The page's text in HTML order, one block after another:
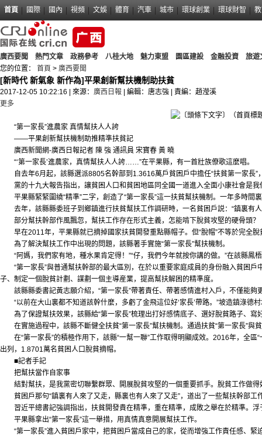
首頁 國際 國內 視頻 文娛 體育 汽車 城市 環球創業 環球財智
廣西要聞 熱門文章 政務參考 八桂大地 魅力東盟 園區建設 金融投資
旅遊
您的位置：
首頁 > 廣西要聞
[新時代 新氣象 新作為]平果創新幫扶機制助扶貧
2017-12-05 10:22:16 來源： 廣西日報 編輯：唐志強
責編：趙瀅溪
更多
“第一家長”進農家 真情幫扶人人誇
——平果創新幫扶機制助推精準扶貧記
廣西新聞網-廣西日報記者 陳 強 通訊員 宋寶春 黃 曉
“‘第一家長’進農家，真情幫扶人人誇……”在平果縣，有一首壯族僚歌這麼唱。
自去年6月起，該縣選派8805名幹部到1.3616萬戶貧困戶中擔任“扶貧第一家長”
黨的十九大報告指出，讓貧困人口和貧困地區同全國一道進入全面小康社會是我
平果縣緊緊圍繞“精準”二字，創造了“第一家長”這一扶貧幫扶機制。一年多時間
去年，該縣縣委班子到鄉鎮進行扶貧幫扶工作調研時，一名貧困戶説：“鎮裏有
部分幫扶幹部作風飄忽，幫扶工作存在形式主義，怎能啃下脫貧攻堅的硬骨頭？
早在2011年，平果縣就已摘掉國家扶貧開發重點縣帽子。但“脫帽”不等於完全
為了解決幫扶工作中出現的問題，該縣著手實施“第一家長”幫扶機制。
“阿媽，我們家有地，種水果肯定得！”“仔，我們今年就按你講的做。”在該縣鳳
“第一家長”與普通幫扶幹部的最大區別，在於以重要家庭成員的身份融入貧困戶
子、制定一個脫貧計劃、謀劃一個主導産業，提高幫扶解困的精準度。
該縣縣委書記黃志願介紹，“第一家長”帶著責任、帶著感情進村入戶，不僅能夠
“以前在大山裏都不知道該幹什麼，多虧了金飛這位好‘家長’帶路。”坡造鎮淥德
為了保證幫扶效果，該縣給“第一家長”梳理出打好感情底子、選好脫貧路子、寫
在實施過程中，該縣不斷健全扶貧“第一家長”幫扶機制。通過扶貧“第一家長”與
在“第一家長”的積極作用下，該縣“一幫一聯”工作取得明顯成效。2016年，全區
出列，1.8701萬名貧困人口脫貧摘帽。
■記者手記
把幫扶當作自家事
結對幫扶，是我黨密切聯繫群眾、開展脫貧攻堅的一個重要抓手。脫貧工作做得
貧困戶那句“鎮裏有人來了又走，縣裏也有人來了又走”，道出了一些幫扶幹部
習近平總書記強調指出，扶貧開發貴在精準，重在精準，成敗之舉在於精準。浮
平果縣拿出“第一家長”這一舉措，用真情真意開展幫扶工作。
“第一家長”進入貧困戶家中，把貧困戶當成自己的家，從而增強工作責任感、緊